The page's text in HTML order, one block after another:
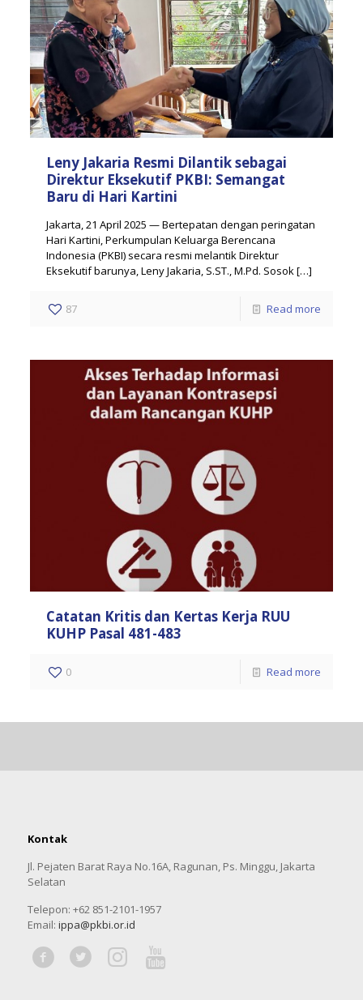
Leny Jakaria Resmi Dilantik sebagai
Direktur Eksekutif PKBI: Semangat
Baru di Hari Kartini
Jakarta, 21 April 2025 — Bertepatan dengan peringatan
Hari Kartini, Perkumpulan Keluarga Berencana
Indonesia (PKBI) secara resmi melantik Direktur
Eksekutif barunya, Leny Jakaria, S.ST., M.Pd. Sosok[…]
87 Read more
Catatan Kritis dan Kertas Kerja RUU
KUHP Pasal 481-483
0 Read more
Kontak
Jl. Pejaten Barat Raya No.16A, Ragunan, Ps. Minggu, Jakarta
Selatan
Telepon: +62 851-2101-1957
Email: ippa@pkbi.or.id